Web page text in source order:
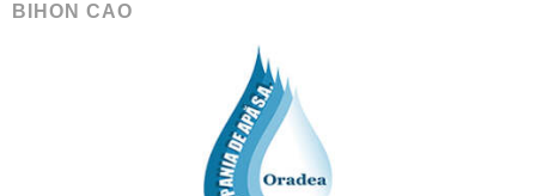
BIHON CAO